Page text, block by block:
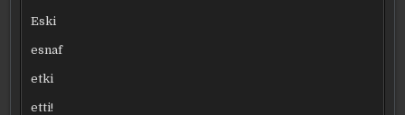
Eski
esnaf
etki
etti!